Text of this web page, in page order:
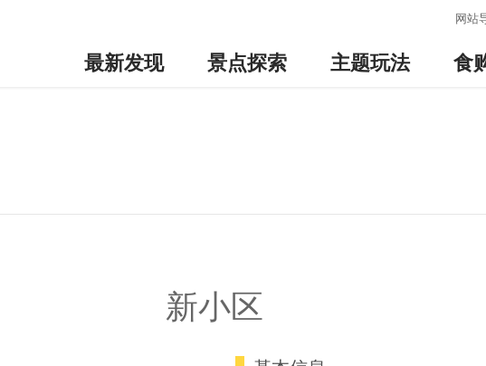
网站
最新发现 景点探索 主题玩法 食
新小区